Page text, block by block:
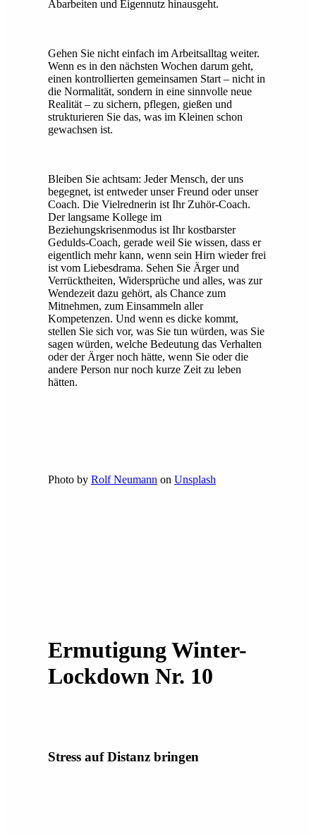
Abarbeiten und Eigennutz hinausgeht.
Gehen Sie nicht einfach im Arbeitsalltag weiter.
Wenn es in den nächsten Wochen darum geht,
einen kontrollierten gemeinsamen Start – nicht in
die Normalität, sondern in eine sinnvolle neue
Realität – zu sichern, pflegen, gießen und
strukturieren Sie das, was im Kleinen schon
gewachsen ist.
Bleiben Sie achtsam: Jeder Mensch, der uns
begegnet, ist entweder unser Freund oder unser
Coach. Die Vielrednerin ist Ihr Zuhör-Coach.
Der langsame Kollege im
Beziehungskrisenmodus ist Ihr kostbarster
Gedulds-Coach, gerade weil Sie wissen, dass er
eigentlich mehr kann, wenn sein Hirn wieder frei
ist vom Liebesdrama. Sehen Sie Ärger und
Verrücktheiten, Widersprüche und alles, was zur
Wendezeit dazu gehört, als Chance zum
Mitnehmen, zum Einsammeln aller
Kompetenzen. Und wenn es dicke kommt,
stellen Sie sich vor, was Sie tun würden, was Sie
sagen würden, welche Bedeutung das Verhalten
oder der Ärger noch hätte, wenn Sie oder die
andere Person nur noch kurze Zeit zu leben
hätten.
Photo by Rolf Neumann on Unsplash
Ermutigung Winter-
Lockdown Nr. 10
Stress auf Distanz bringen